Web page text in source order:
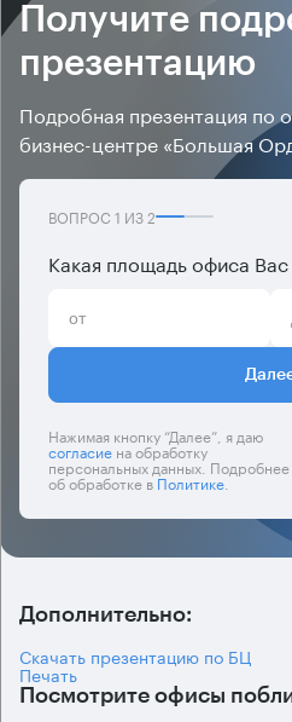
Получите
презентацию
Подробная презентация по
бизнес-центре «Большая
ВОПРОС 1 ИЗ2
Какая площадь офиса Вас
Нажимая кнопку “Далее”, я даю
согласиена обработку
персональных данных. Подробнее
об обработке вПолитике.
Дополнительно:
Скачать презентацию по БЦ
Печать
Посмотрите офисы